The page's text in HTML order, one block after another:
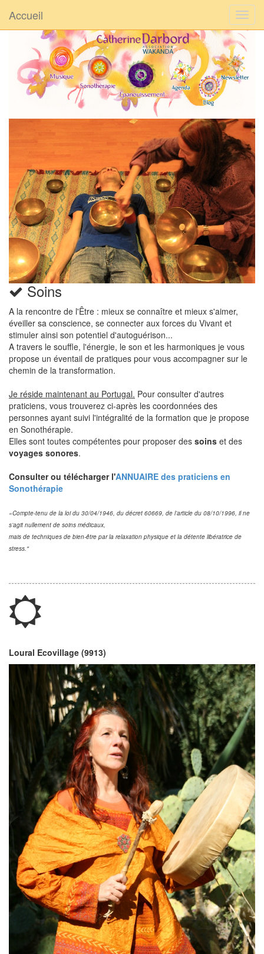
Accueil
Soins
A la rencontre de l'Être : mieux se connaître et mieux s'aimer,
éveiller sa conscience, se connecter aux forces du Vivant et
stimuler ainsi son potentiel d'autoguérison...
A travers le souffle, l'énergie, le son et les harmoniques je vous
propose un éventail de pratiques pour vous accompagner sur le
chemin de la transformation.
Je réside maintenant au Portugal. Pour consulter d'autres
praticiens, vous trouverez ci-après les coordonnées des
personnes ayant suivi l'intégralité de la formation que je propose
en Sonothérapie.
Elles sont toutes compétentes pour proposer des soins et des
voyages sonores.
Consulter ou télécharger l'ANNUAIRE des praticiens en
Sonothérapie
«Compte-tenu de la loi du 30/04/1946, du décret 60669, de l’article du 08/10/1996, il ne
s’agit nullement de soins médicaux,
mais de techniques de bien-être par la relaxation physique et la détente libératrice de
stress."
Loural Ecovillage (9913)